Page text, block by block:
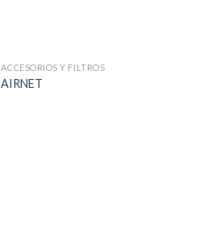
ACCESORIOS Y FILTROS
AIRNET